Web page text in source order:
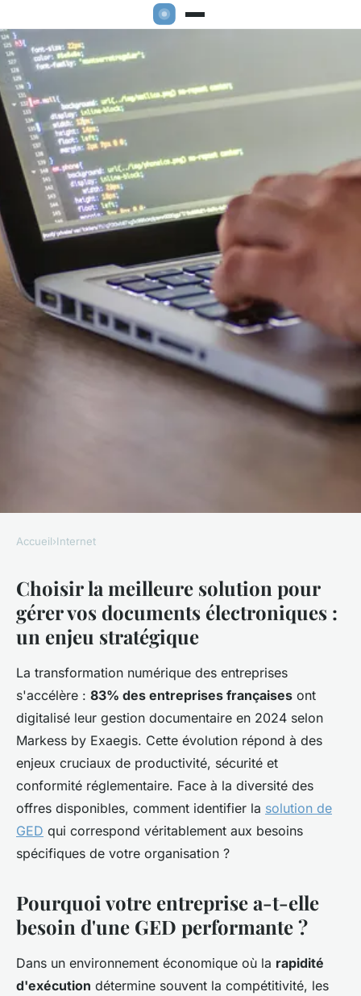
Optimisez votre gestion
documentaire avec Youdoc, la
GED efficace
Lina•21 décembre 2025•7 min de lecture
Accueil›Internet
Choisir la meilleure solution pour
gérer vos documents électroniques :
un enjeu stratégique
La transformation numérique des entreprises
s'accélère : 83% des entreprises françaises ont
digitalisé leur gestion documentaire en 2024 selon
Markess by Exaegis. Cette évolution répond à des
enjeux cruciaux de productivité, sécurité et
conformité réglementaire. Face à la diversité des
offres disponibles, comment identifier la solution de
GED qui correspond véritablement aux besoins
spécifiques de votre organisation ?
Pourquoi votre entreprise a-t-elle
besoin d'une GED performante ?
Dans un environnement économique où la rapidité
d'exécution détermine souvent la compétitivité, les